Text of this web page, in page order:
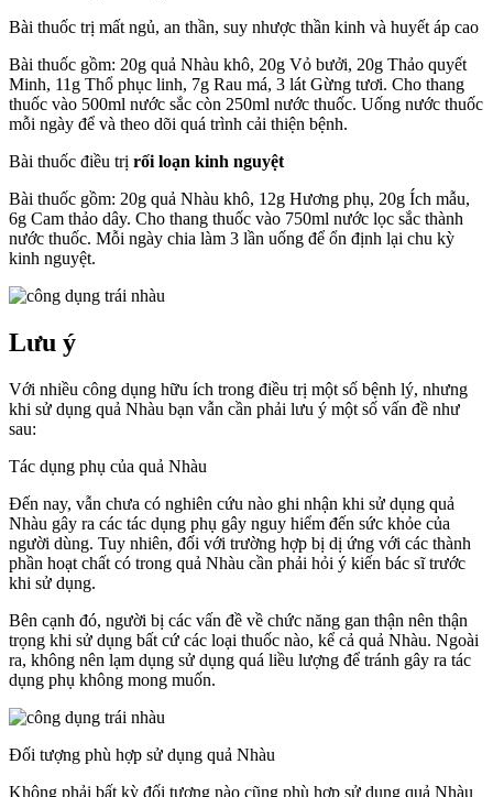
Bài thuốc trị mất ngủ, an thần, suy nhược thần kinh và huyết áp cao
Bài thuốc gồm: 20g quả Nhàu khô, 20g Vỏ bưởi, 20g Thảo quyết
Minh, 11g Thổ phục linh, 7g Rau má, 3 lát Gừng tươi. Cho thang
thuốc vào 500ml nước sắc còn 250ml nước thuốc. Uống nước thuốc
mỗi ngày để và theo dõi quá trình cải thiện bệnh.
Bài thuốc điều trị rối loạn kinh nguyệt
Bài thuốc gồm: 20g quả Nhàu khô, 12g Hương phụ, 20g Ích mẫu,
6g Cam thảo dây. Cho thang thuốc vào 750ml nước lọc sắc thành
nước thuốc. Mỗi ngày chia làm 3 lần uống để ổn định lại chu kỳ
kinh nguyệt.
Lưu ý
Với nhiều công dụng hữu ích trong điều trị một số bệnh lý, nhưng
khi sử dụng quả Nhàu bạn vẫn cần phải lưu ý một số vấn đề như
sau:
Tác dụng phụ của quả Nhàu
Đến nay, vẫn chưa có nghiên cứu nào ghi nhận khi sử dụng quả
Nhàu gây ra các tác dụng phụ gây nguy hiểm đến sức khỏe của
người dùng. Tuy nhiên, đối với trường hợp bị dị ứng với các thành
phần hoạt chất có trong quả Nhàu cần phải hỏi ý kiến bác sĩ trước
khi sử dụng.
Bên cạnh đó, người bị các vấn đề về chức năng gan thận nên thận
trọng khi sử dụng bất cứ các loại thuốc nào, kể cả quả Nhàu. Ngoài
ra, không nên lạm dụng sử dụng quá liều lượng để tránh gây ra tác
dụng phụ không mong muốn.
Đối tượng phù hợp sử dụng quả Nhàu
Không phải bất kỳ đối tượng nào cũng phù hợp sử dụng quả Nhàu